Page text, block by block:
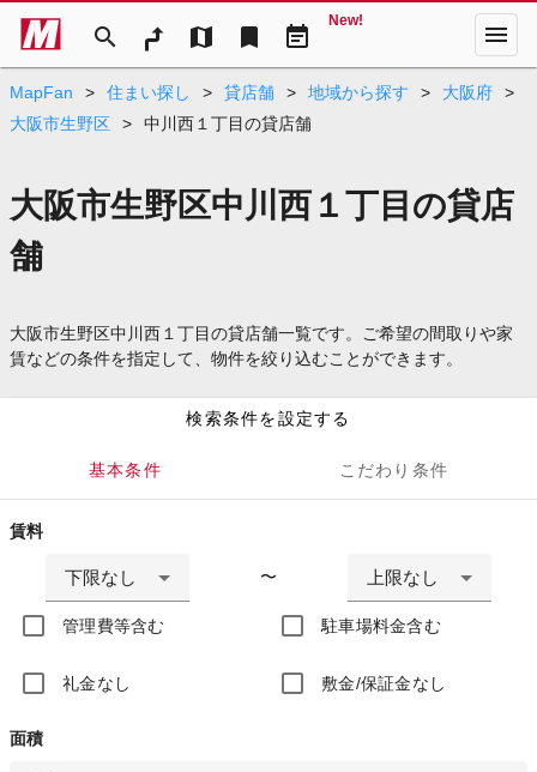
search map bookmark event_note
New! menu
MapFan > 住まい探し > 貸店舗 > 地域から探す > 大阪府
>
大阪市生野区
> 中川西１丁目の貸店舗
大阪市生野区中川西１丁目の貸店
舗
大阪市生野区中川西１丁目の貸店舗一覧です。ご希望の間取りや家
賃などの条件を指定して、物件を絞り込むことができます。
検索条件を設定する
基本条件 こだわり条件
賃料
下限なし 〜 上限なし
管理費等含む 駐車場料金含む
礼金なし 敷金/保証金なし
面積